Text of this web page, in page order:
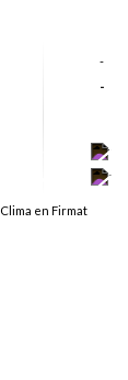
-
-
-
-
Clima en Firmat